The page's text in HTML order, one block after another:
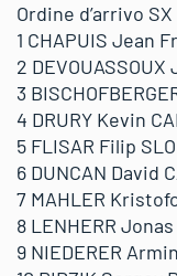
Ordine d’arrivo
1 CHAPUIS Jean
2
3
4 DRURY Kevin
5 FLISAR Filip
6 DUNCAN David
7 MAHLER
8 LENHERR
9 NIEDERER